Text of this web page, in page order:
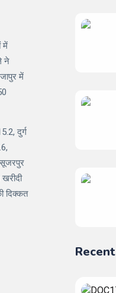
में
ने
में
दुर्ग
सूजरपुर
दिक्कत
Recent